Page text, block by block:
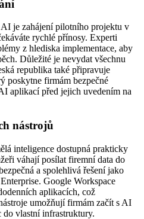
je zahájení pilotního projektu v
rychlé přínosy. Experti
z hlediska implementace, aby
Důležité je nevydat všechnu
republika také připravuje
poskytne firmám bezpečné
aplikací před jejich uvedením na
nástrojů
inteligence dostupná prakticky
váhají posílat firemní data do
a spolehlivá řešení jako
Google Workspace
aplikacích, což
umožňují firmám začít s AI
do vlastní infrastruktury.